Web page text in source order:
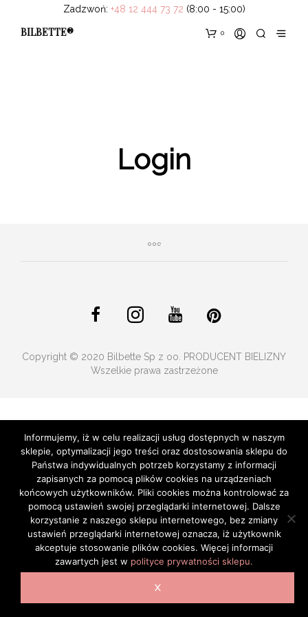
Zadzwoń: +48 12 444 73 72 (8:00 - 15:00)
BILBETTE® 0
Login
Copyright © 2020 Bilbette Sp z oo. PRODUCENT BIELIZNY
Wszelkie prawa zastrzeżone
Informujemy, iż w celu realizacji usług dostępnych w naszym
sklepie, optymalizacji jego treści oraz dostosowania sklepu do
Państwa indywidualnych potrzeb korzystamy z informacji
zapisanych za pomocą plików cookies na urządzeniach
końcowych użytkowników. Pliki cookies można kontrolować za
pomocą ustawień swojej przeglądarki internetowej. Dalsze
korzystanie z naszego sklepu internetowego, bez zmiany
ustawień przeglądarki internetowej oznacza, iż użytkownik
akceptuje stosowanie plików cookies. Więcej informacji
zawartych jest w polityce prywatności sklepu.
X